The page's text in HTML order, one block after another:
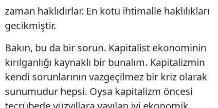
zaman haklıdırlar. En kötü ihtimalle haklılıkları
gecikmiştir.
Bakın, bu da bir sorun. Kapitalist ekonominin
kırılganlığı kaynaklı bir bunalım. Kapitalizmin
kendi sorunlarının vazgeçilmez bir kriz olarak
sunumudur hepsi. Oysa kapitalizm öncesi